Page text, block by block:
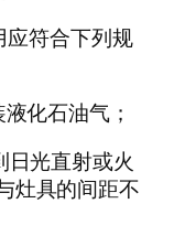
应符合下列规
化石油气；
日光直射或火
灶具的间距不